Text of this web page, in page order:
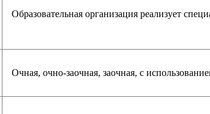
Образовательная организация реализует
Очная, очно-заочная, заочная, с